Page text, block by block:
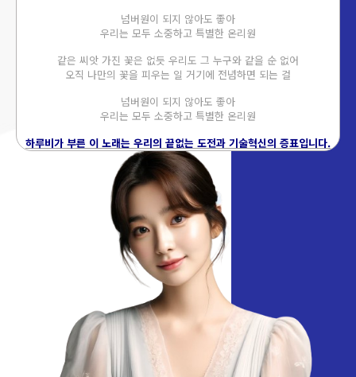
넘버원이 되지 않아도 좋아
우리는 모두 소중하고 특별한 온리원
같은 씨앗 가진 꽃은 없듯 우리도 그 누구와 같을 순 없어
오직 나만의 꽃을 피우는 일 거기에 전념하면 되는 걸
넘버원이 되지 않아도 좋아
우리는 모두 소중하고 특별한 온리원
하루비가 부른 이 노래는 우리의 끝없는 도전과 기술혁신의 증표입니다.